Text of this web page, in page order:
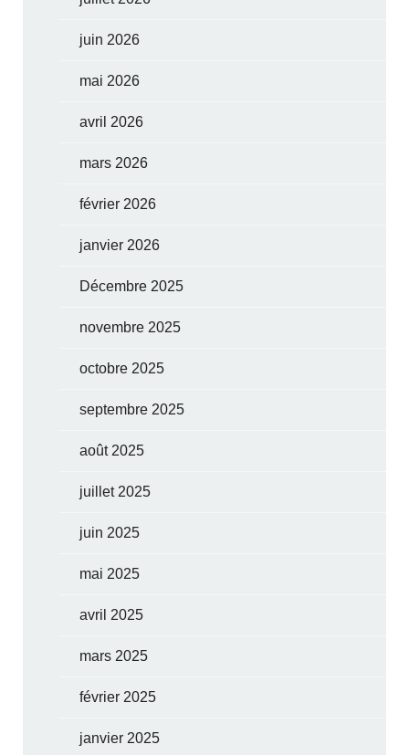
juin 2026
mai 2026
avril 2026
mars 2026
février 2026
janvier 2026
Décembre 2025
novembre 2025
octobre 2025
septembre 2025
août 2025
juillet 2025
juin 2025
mai 2025
avril 2025
mars 2025
février 2025
janvier 2025